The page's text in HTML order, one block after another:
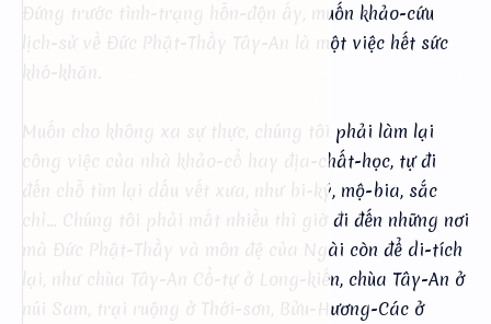
Đứng trước tình-trạng hỗn-độn ấy, muốn khảo-cứu
lịch-sử về Đức Phật-Thầy Tây-An là một việc hết sức
khó-khăn.
Muốn cho không xa sự thực, chúng tôi phải làm lại
công việc của nhà khảo-cổ hay địa-chất-học, tự đi
đến chỗ tìm lại dấu vết xưa, như bi-ký, mộ-bia, sắc
chỉ... Chúng tôi phải mất nhiều thì giờ đi đến những nơi
mà Đức Phật-Thầy và môn đệ của Ngài còn để di-tích
lại, như chùa Tây-An Cổ-tự ở Long-kiến, chùa Tây-An ở
núi Sam, trại ruộng ở Thới-sơn, Bửu-Hương-Các ở